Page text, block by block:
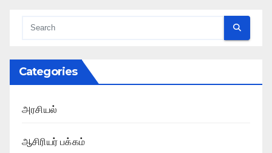
Categories
அரசியல்
ஆசிரியர் பக்கம்